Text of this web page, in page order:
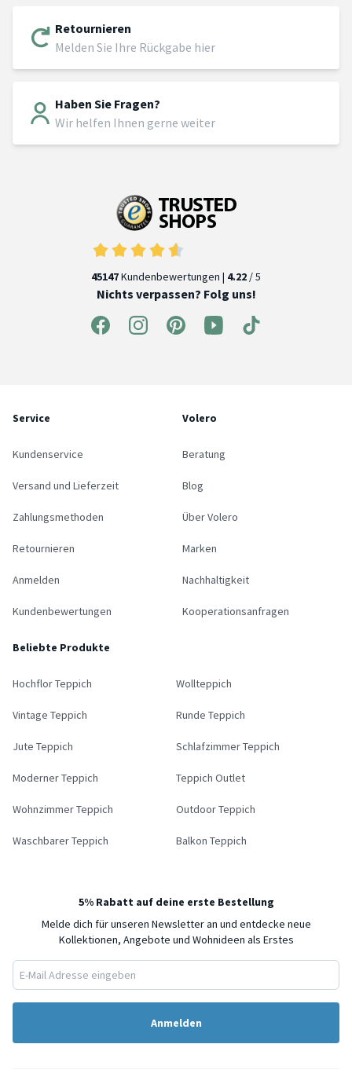
Retournieren
Melden Sie Ihre Rückgabe hier
Haben Sie Fragen?
Wir helfen Ihnen gerne weiter
45147Kundenbewertungen | 4.22 / 5
Nichts verpassen? Folg uns!
Service
Kundenservice
Versand und Lieferzeit
Zahlungsmethoden
Retournieren
Anmelden
Kundenbewertungen
Volero
Beratung
Blog
Über Volero
Marken
Nachhaltigkeit
Kooperationsanfragen
Beliebte Produkte
Hochflor Teppich Wollteppich
Vintage Teppich Runde Teppich
Jute Teppich Schlafzimmer Teppich
Moderner Teppich Teppich Outlet
Wohnzimmer Teppich Outdoor Teppich
Waschbarer Teppich Balkon Teppich
5% Rabatt auf deine erste Bestellung
Melde dich für unseren Newsletter an und entdecke neue
Kollektionen, Angebote und Wohnideen als Erstes
Anmelden